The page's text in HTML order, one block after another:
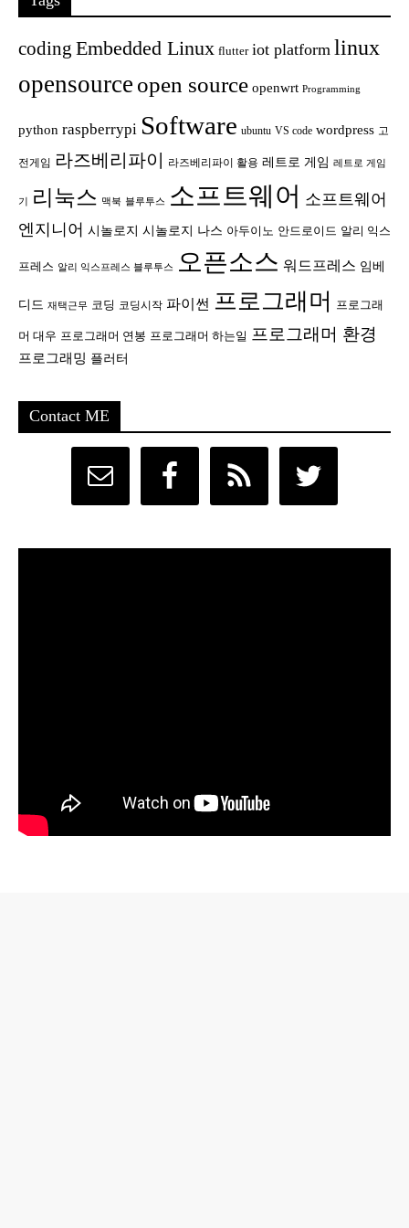
coding Embedded Linux flutter iot platform linux
opensource open source openwrt Programming
python raspberrypi Software ubuntu VS code wordpress 고
전게임 라즈베리파이 라즈베리파이 활용 레트로 게임 레트로 게임
기 리눅스 맥북 블루투스 소프트웨어 소프트웨어
엔지니어 시놀로지 시놀로지 나스 아두이노 안드로이드 알리 익스
프레스 알리 익스프레스 블루투스 오픈소스 워드프레스 임베
디드 재택근무 코딩 코딩시작 파이썬 프로그래머 프로그래
머 대우 프로그래머 연봉 프로그래머 하는일 프로그래머 환경
프로그래밍 플러터
Contact ME